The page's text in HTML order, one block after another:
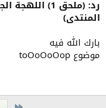
رد: (ملحق 1)
المنتدى)
بارك الله فيه
موضوع toOoOoOop